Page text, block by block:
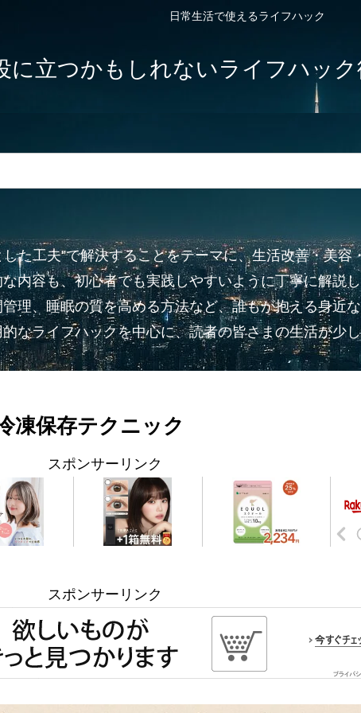
日常生活で使えるライフハック
に立つかもしれないライフハッ
た工夫”で解決することをテーマに、生活改善・美
内容も、初心者でも実践しやすいように丁寧に解説
理、睡眠の質を高める方法など、誰もが抱える身近
なライフハックを中心に、読者の皆さまの生活が少
凍保存テクニック
スポンサーリンク
スポンサーリンク